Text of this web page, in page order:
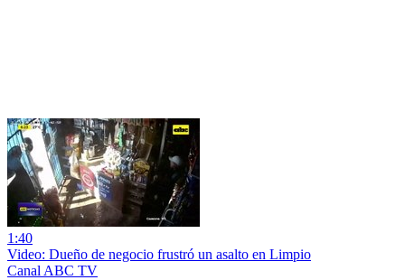
1:40
Video: Dueño de negocio frustró un asalto en Limpio
Canal ABC TV